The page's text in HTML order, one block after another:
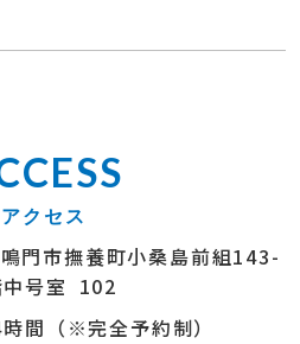
門市撫養町小桑島前組143-
中号室 102
間（※完全予約制）